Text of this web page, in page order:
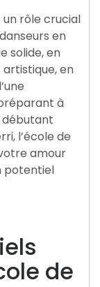
un rôle crucial
en
solide, en
en
à
débutant
l’école de
amour
potentiel
de